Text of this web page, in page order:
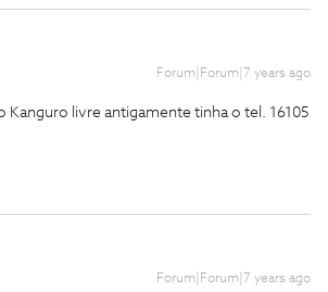
Forum|Forum|7 years ago
Kanguro livre antigamente tinha o tel. 16105
Forum|Forum|7 years ago